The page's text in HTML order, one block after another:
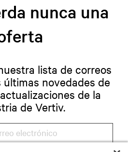
nunca una
lista de correos
novedades de
de la
de Vertiv.